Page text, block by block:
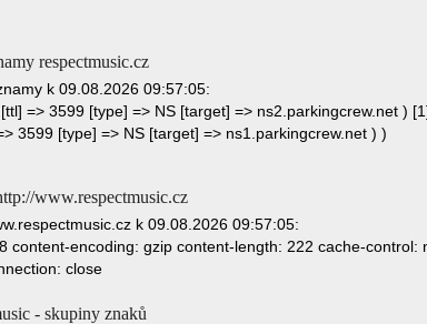
respectmusic.cz
k 09.08.2026 09:57:05:
=> 3599 [type] => NS [target] => ns2.parkingcrew.net )
3599 [type] => NS [target] => ns1.parkingcrew.net ) )
www.respectmusic.cz
k 09.08.2026 09:57:05:
encoding: gzip content-length: 222 cache-control:
close
- skupiny znaků